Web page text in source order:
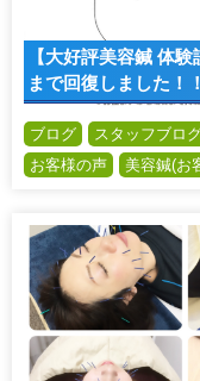
【大好評美容鍼 体
まで回復しました！！
ブログ スタッフブロ
お客様の声
美容鍼(お